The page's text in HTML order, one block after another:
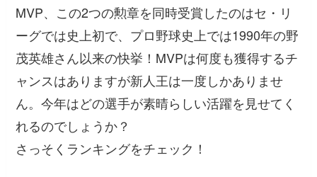
MVP、この2つの勲章を同時受賞したのはセ・リ
ーグでは史上初で、プロ野球史上では1990年の野
茂英雄さん以来の快挙！MVPは何度も獲得するチ
ャンスはありますが新人王は一度しかありませ
ん。今年はどの選手が素晴らしい活躍を見せてく
れるのでしょうか？
さっそくランキングをチェック！